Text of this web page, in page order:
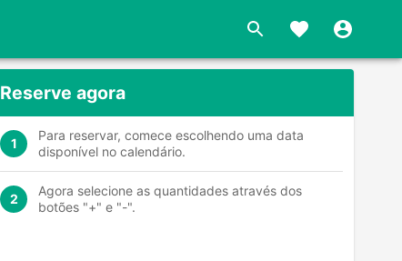
Reserve agora
1
Para reservar, comece escolhendo uma data
disponível no calendário.
2
Agora selecione as quantidades através dos
botões "+" e "-".